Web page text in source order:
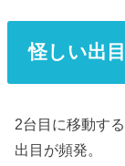
怪しい出
2台目に移動す
出目が頻発。